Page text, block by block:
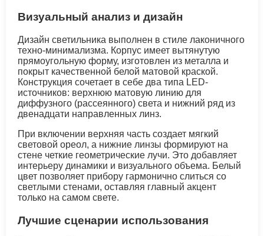
Визуальный анализ и дизайн
Дизайн светильника выполнен в стиле лаконичного
техно-минимализма. Корпус имеет вытянутую
прямоугольную форму, изготовлен из металла и
покрыт качественной белой матовой краской.
Конструкция сочетает в себе два типа LED-
источников: верхнюю матовую линию для
диффузного (рассеянного) света и нижний ряд из
двенадцати направленных линз.
При включении верхняя часть создает мягкий
световой ореол, а нижние линзы формируют на
стене четкие геометрические лучи. Это добавляет
интерьеру динамики и визуального объема. Белый
цвет позволяет прибору гармонично слиться со
светлыми стенами, оставляя главный акцент
только на самом свете.
Лучшие сценарии использования